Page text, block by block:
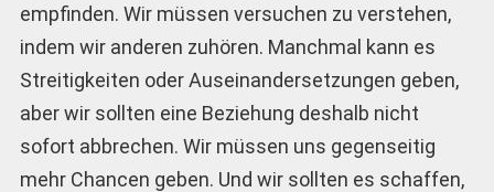
empfinden. Wir müssen versuchen zu verstehen,
indem wir anderen zuhören. Manchmal kann es
Streitigkeiten oder Auseinandersetzungen geben,
aber wir sollten eine Beziehung deshalb nicht
sofort abbrechen. Wir müssen uns gegenseitig
mehr Chancen geben. Und wir sollten es schaffen,